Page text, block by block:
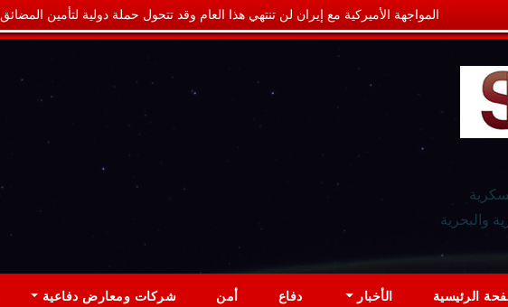
المواجهة الأميركية مع إيران لن تنتهي هذا العام وقد تتحول حملة دولية لتأمين المضائق
والبحرية
الرئيسية الأخبار دفاع أمن شركات ومعارض دفاعية